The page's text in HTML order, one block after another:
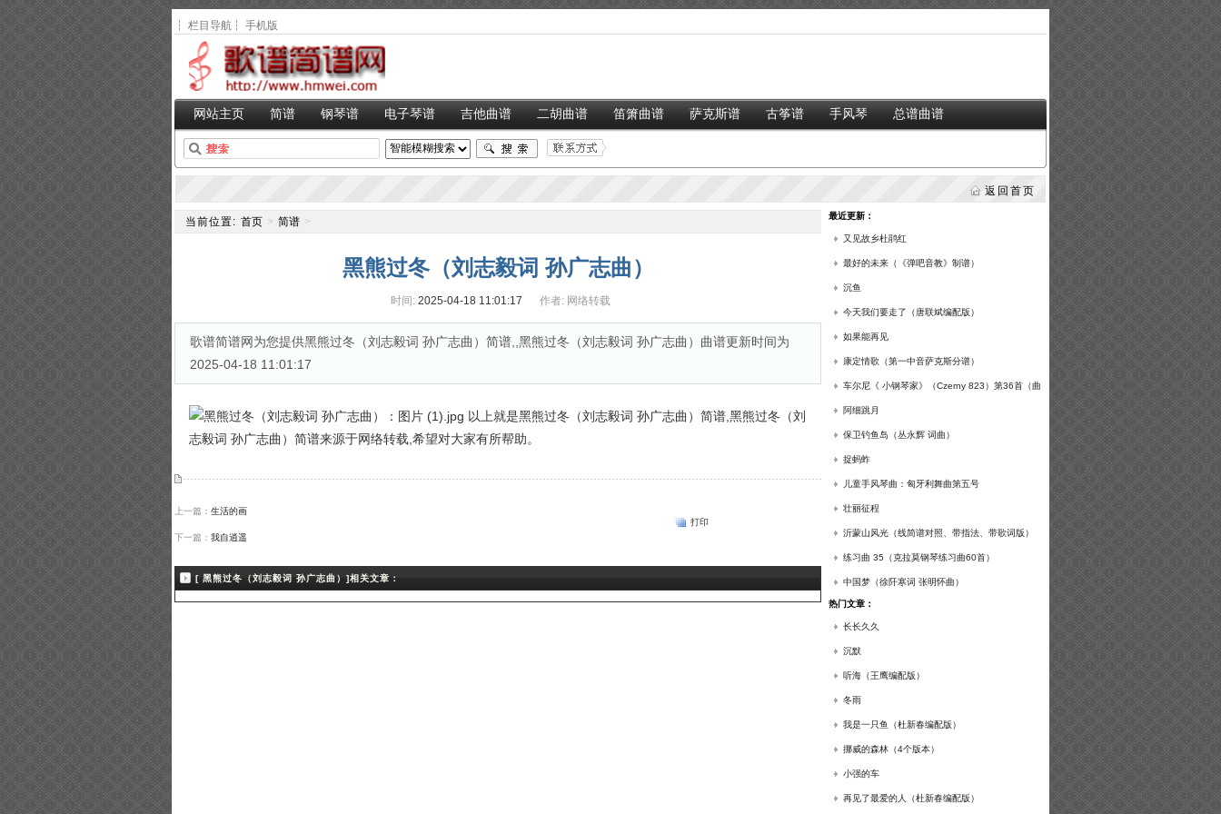
┆ 栏目导航 ┆ 手机版
网站主页 简谱 钢琴谱 电子琴谱 吉他曲谱 二胡曲谱 笛箫曲谱 萨克斯谱 古筝谱 手风琴 总谱曲谱
返回首页
当前位置: 首页 > 简谱 >
黑熊过冬（刘志毅词 孙广志曲）
时间: 2025-04-18 11:01:17 作者: 网络转载
歌谱简谱网为您提供黑熊过冬（刘志毅词 孙广志曲）简谱,,黑熊过冬（刘志毅词 孙广志曲）曲谱更新时间为
2025-04-18 11:01:17
以上就是黑熊过冬（刘志毅词 孙广志曲）简谱,黑熊过冬（刘
志毅词 孙广志曲）简谱来源于网络转载,希望对大家有所帮助。
上一篇： 生活的画
下一篇： 我自逍遥
打印
[ 黑熊过冬（刘志毅词 孙广志曲）]相关文章：
最近更新：
又见故乡杜鹃红
最好的未来（《弹吧音教》制谱）
沉鱼
今天我们要走了（唐联斌编配版）
如果能再见
康定情歌（第一中音萨克斯分谱）
车尔尼《 小钢琴家》（Czerny 823）第36首（曲
谱及练习提示）
阿细跳月
保卫钓鱼岛（丛永辉 词曲）
捉蚂蚱
儿童手风琴曲：匈牙利舞曲第五号
壮丽征程
沂蒙山风光（线简谱对照、带指法、带歌词版）
练习曲 35（克拉莫钢琴练习曲60首）
中国梦（徐阡寒词 张明怀曲）
热门文章：
长长久久
沉默
听海（王鹰编配版）
冬雨
我是一只鱼（杜新春编配版）
挪威的森林（4个版本）
小强的车
再见了最爱的人（杜新春编配版）